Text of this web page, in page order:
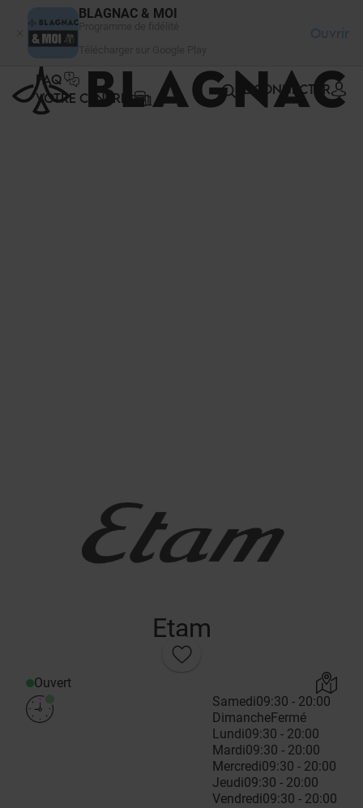
BLAGNAC & MOI
Ouvrir
FAQ
VOTRE CENTRE
SE CONNECTER
Etam
Ouvert
Samedi09:30 - 20:00
DimancheFermé
Lundi09:30 - 20:00
Mardi09:30 - 20:00
Mercredi09:30 - 20:00
Jeudi09:30 - 20:00
Vendredi09:30 - 20:00
Panneau de gestion des cookies